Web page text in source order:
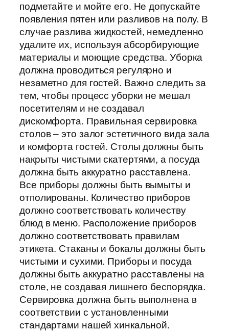
подметайте и мойте его. Не допускайте
появления пятен или разливов на полу. В
случае разлива жидкостей, немедленно
удалите их, используя абсорбирующие
материалы и моющие средства. Уборка
должна проводиться регулярно и
незаметно для гостей. Важно следить за
тем, чтобы процесс уборки не мешал
посетителям и не создавал
дискомфорта. Правильная сервировка
столов – это залог эстетичного вида зала
и комфорта гостей. Столы должны быть
накрыты чистыми скатертями, а посуда
должна быть аккуратно расставлена.
Все приборы должны быть вымыты и
отполированы. Количество приборов
должно соответствовать количеству
блюд в меню. Расположение приборов
должно соответствовать правилам
этикета. Стаканы и бокалы должны быть
чистыми и сухими. Приборы и посуда
должны быть аккуратно расставлены на
столе, не создавая лишнего беспорядка.
Сервировка должна быть выполнена в
соответствии с установленными
стандартами нашей хинкальной.